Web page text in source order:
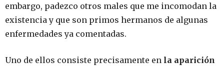
embargo, padezco otros males que me incomodan la
existencia y que son primos hermanos de algunas
enfermedades ya comentadas.
Uno de ellos consiste precisamente en la aparición